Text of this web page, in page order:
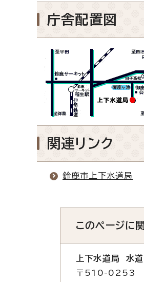
庁舎配置図
関連リンク
鈴鹿市上下水道局
このページに
上下水道局 水
〒510-0253